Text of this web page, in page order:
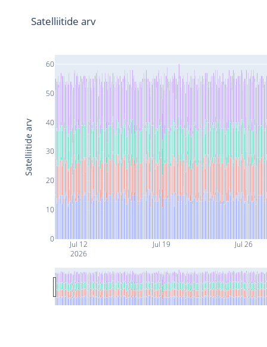
Jul 12
2026
Jul 19 Jul 26
0
10
20
30
40
50
60
Satelliitide arv
Satelliitide arv